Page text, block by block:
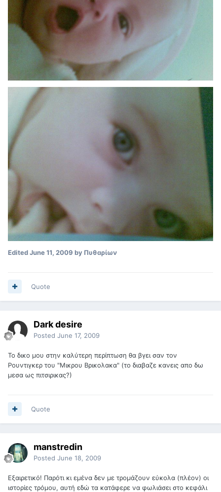
EditedJune 11, 2009 by Πυθαρίων
Quote
Dark desire
Posted June 17, 2009
Το δικο μου στην καλύτερη περίπτωση θα βγει σαν τον
Ρουντιγκερ του "Μικρου Βρικολακα" (το διαβαζε κανεις απο δω
μεσα ως πιτσιρικας?)
Quote
manstredin
Posted June 18, 2009
Εξαιρετικό! Παρότι κι εμένα δεν με τρομάζουν εύκολα (πλέον) οι
ιστορίες τρόμου, αυτή εδώ τα κατάφερε να φωλιάσει στο κεφάλι